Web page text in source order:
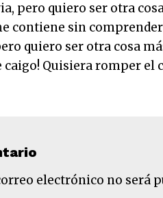
pero quiero ser otra
contiene sin
quiero ser otra cosa
caigo! Quisiera romper
electrónico no será